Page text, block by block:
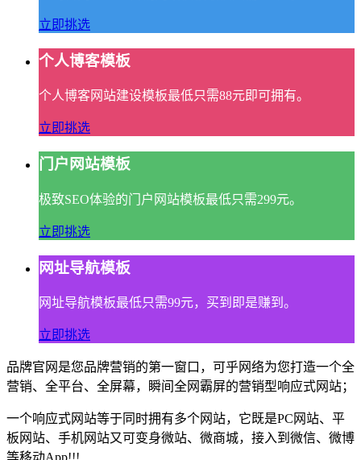
立即挑选
个人博客模板
个人博客网站建设模板最低只需88元即可拥有。
立即挑选
门户网站模板
极致SEO体验的门户网站模板最低只需299元。
立即挑选
网址导航模板
网址导航模板最低只需99元，买到即是赚到。
立即挑选
品牌官网是您品牌营销的第一窗口，可乎网络为您打造一个全
营销、全平台、全屏幕，瞬间全网霸屏的营销型响应式网站；
一个响应式网站等于同时拥有多个网站，它既是PC网站、平
板网站、手机网站又可变身微站、微商城，接入到微信、微博